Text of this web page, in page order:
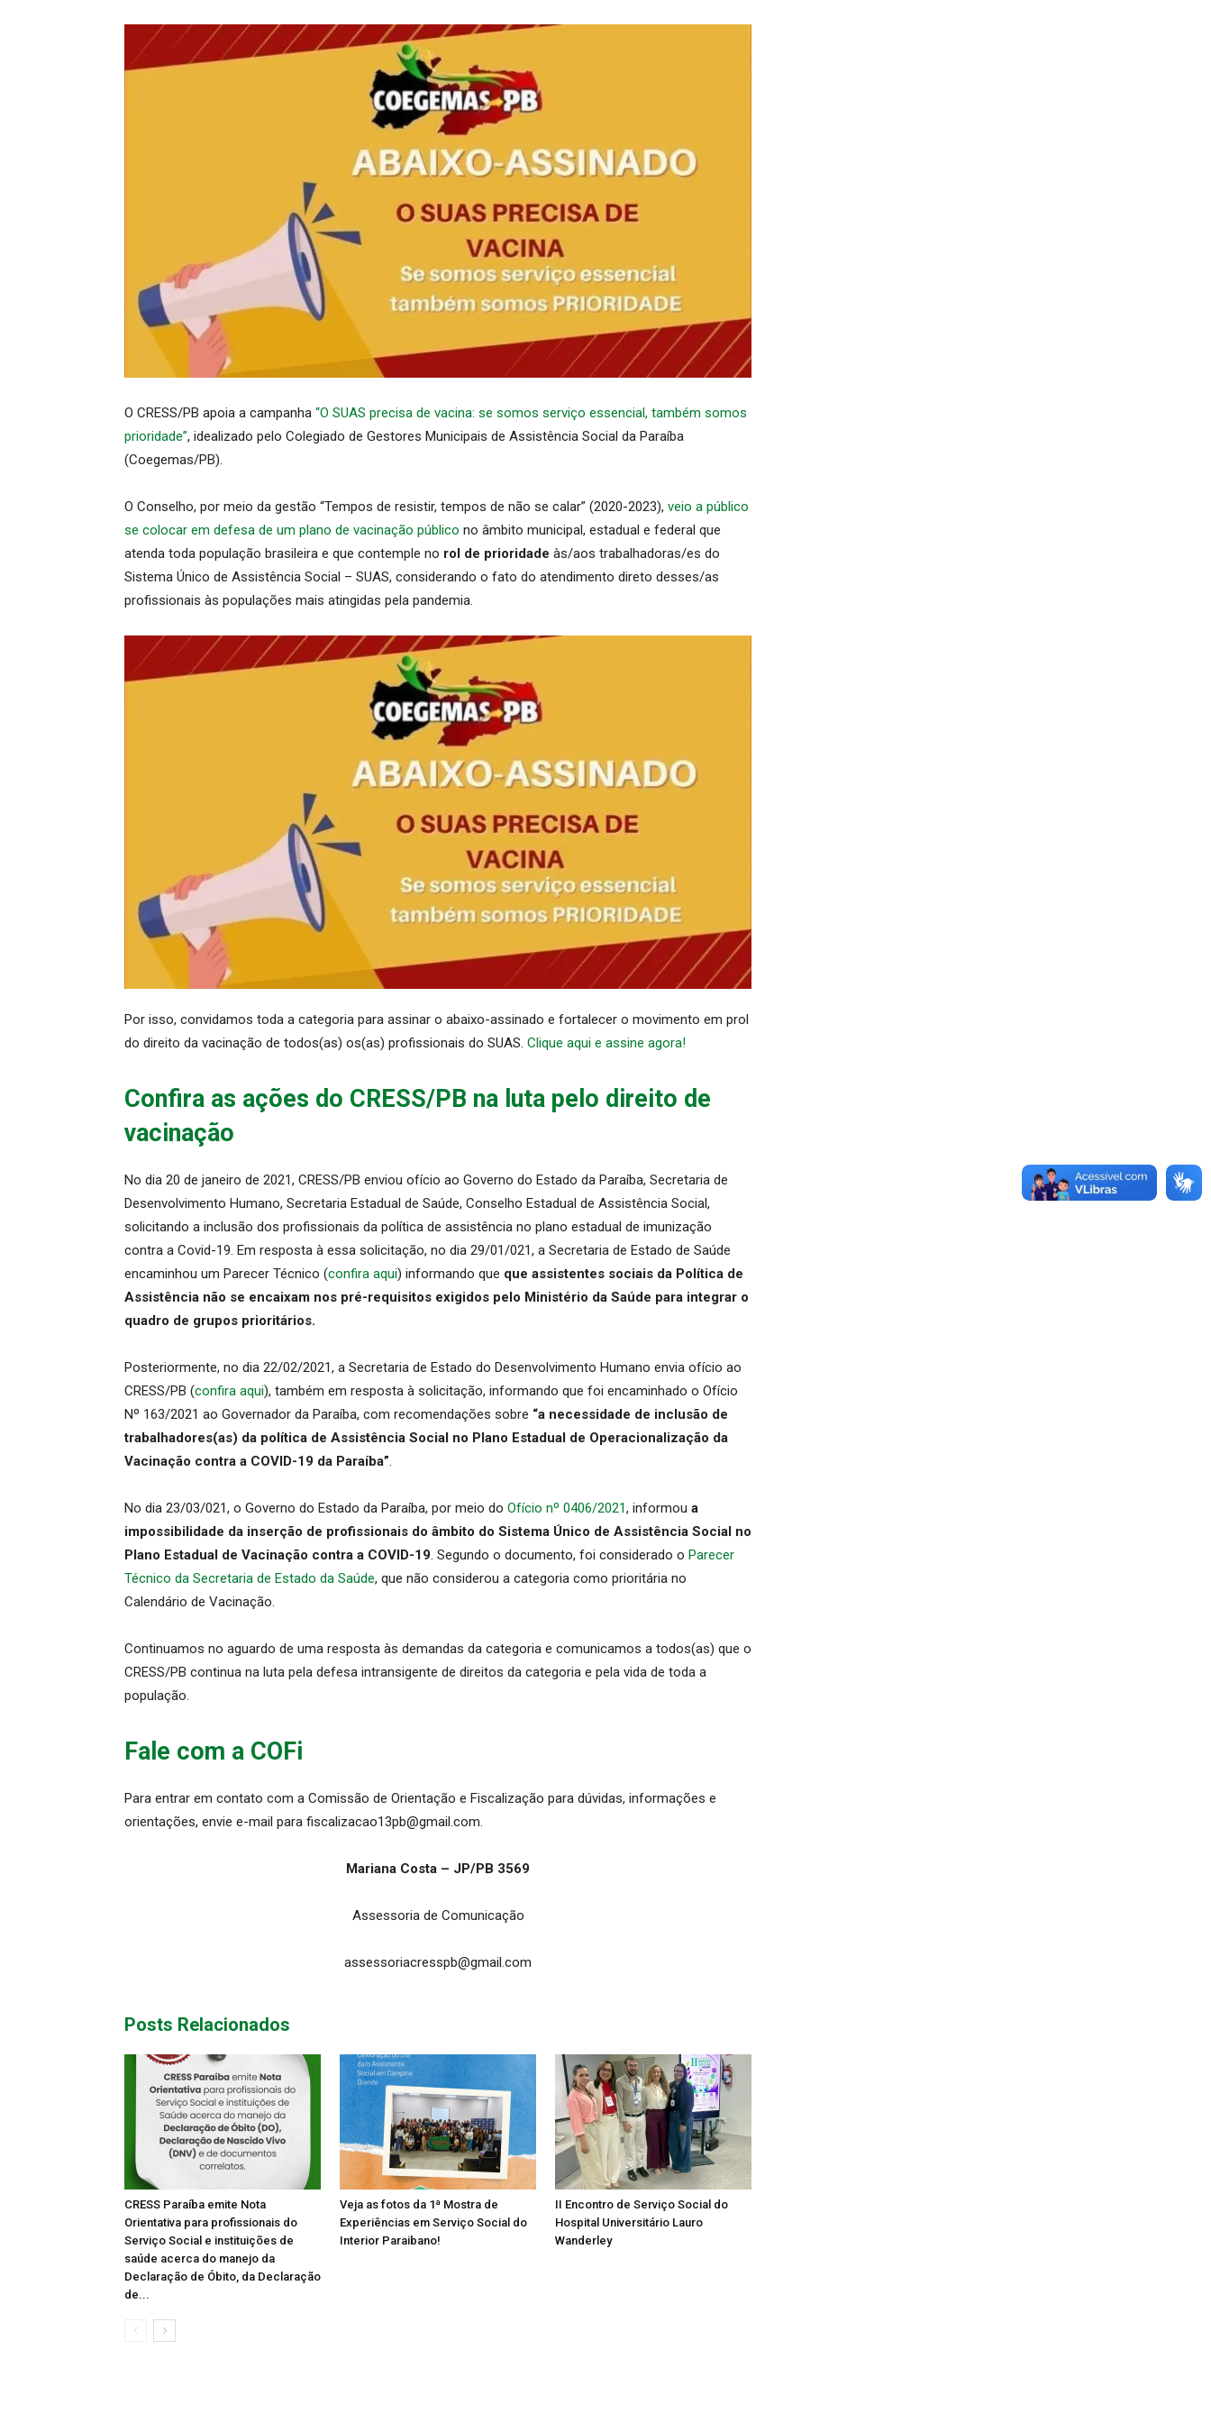
O CRESS/PB apoia a campanha “O SUAS precisa de vacina: se somos serviço essencial, também somos
prioridade”, idealizado pelo Colegiado de Gestores Municipais de Assistência Social da Paraíba
(Coegemas/PB).
O Conselho, por meio da gestão “Tempos de resistir, tempos de não se calar” (2020-2023), veio a público
se colocar em defesa de um plano de vacinação público no âmbito municipal, estadual e federal que
atenda toda população brasileira e que contemple no rol de prioridade às/aos trabalhadoras/es do
Sistema Único de Assistência Social – SUAS, considerando o fato do atendimento direto desses/as
profissionais às populações mais atingidas pela pandemia.
Por isso, convidamos toda a categoria para assinar o abaixo-assinado e fortalecer o movimento em prol
do direito da vacinação de todos(as) os(as) profissionais do SUAS. Clique aqui e assine agora!
Confira as ações do CRESS/PB na luta pelo direito de
vacinação
No dia 20 de janeiro de 2021, CRESS/PB enviou ofício ao Governo do Estado da Paraíba, Secretaria de
Desenvolvimento Humano, Secretaria Estadual de Saúde, Conselho Estadual de Assistência Social,
solicitando a inclusão dos profissionais da política de assistência no plano estadual de imunização
contra a Covid-19. Em resposta à essa solicitação, no dia 29/01/021, a Secretaria de Estado de Saúde
encaminhou um Parecer Técnico (confira aqui) informando que que assistentes sociais da Política de
Assistência não se encaixam nos pré-requisitos exigidos pelo Ministério da Saúde para integrar o
quadro de grupos prioritários.
Posteriormente, no dia 22/02/2021, a Secretaria de Estado do Desenvolvimento Humano envia ofício ao
CRESS/PB (confira aqui), também em resposta à solicitação, informando que foi encaminhado o Ofício
Nº 163/2021 ao Governador da Paraíba, com recomendações sobre “a necessidade de inclusão de
trabalhadores(as) da política de Assistência Social no Plano Estadual de Operacionalização da
Vacinação contra a COVID-19 da Paraíba”.
No dia 23/03/021, o Governo do Estado da Paraíba, por meio do Ofício nº 0406/2021, informou a
impossibilidade da inserção de profissionais do âmbito do Sistema Único de Assistência Social no
Plano Estadual de Vacinação contra a COVID-19. Segundo o documento, foi considerado o Parecer
Técnico da Secretaria de Estado da Saúde, que não considerou a categoria como prioritária no
Calendário de Vacinação.
Continuamos no aguardo de uma resposta às demandas da categoria e comunicamos a todos(as) que o
CRESS/PB continua na luta pela defesa intransigente de direitos da categoria e pela vida de toda a
população.
Fale com a COFi
Para entrar em contato com a Comissão de Orientação e Fiscalização para dúvidas, informações e
orientações, envie e-mail para fiscalizacao13pb@gmail.com.
Mariana Costa – JP/PB 3569
Assessoria de Comunicação
assessoriacresspb@gmail.com
Posts Relacionados
CRESS Paraíba emite Nota
Orientativa para profissionais do
Serviço Social e instituições de
saúde acerca do manejo da
Declaração de Óbito, da Declaração
de...
Veja as fotos da 1ª Mostra de
Experiências em Serviço Social do
Interior Paraibano!
II Encontro de Serviço Social do
Hospital Universitário Lauro
Wanderley